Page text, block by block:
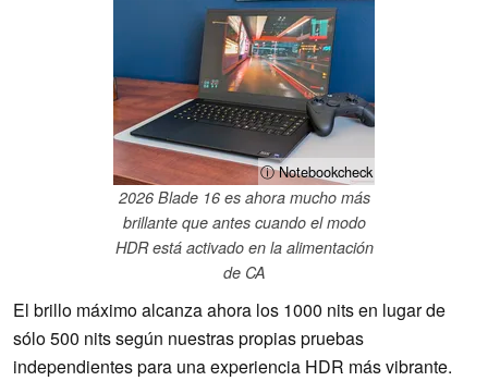
ⓘ Notebookcheck
2026 Blade 16 es ahora mucho más
brillante que antes cuando el modo
HDR está activado en la alimentación
de CA
El brillo máximo alcanza ahora los 1000 nits en lugar de
sólo 500 nits según nuestras propias pruebas
independientes para una experiencia HDR más vibrante.